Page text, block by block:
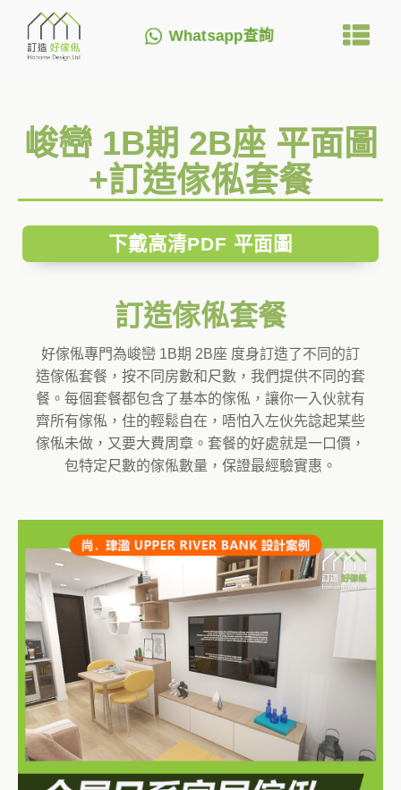
Whatsapp查詢
峻巒 1B期 2B座 平面圖
+訂造傢俬套餐
下戴高清PDF 平面圖
訂造傢俬套餐
好傢俬專門為峻巒 1B期 2B座 度身訂造了不同的訂
造傢俬套餐，按不同房數和尺數，我們提供不同的套
餐。每個套餐都包含了基本的傢俬，讓你一入伙就有
齊所有傢俬，住的輕鬆自在，唔怕入左伙先諗起某些
傢俬未做，又要大費周章。套餐的好處就是一口價，
包特定尺數的傢俬數量，保證最經驗實惠。